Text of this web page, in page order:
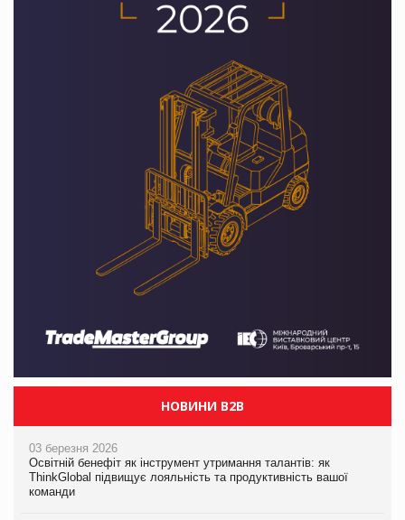
НОВИНИ B2B
03 березня 2026
Освітній бенефіт як інструмент утримання талантів: як
ThinkGlobal підвищує лояльність та продуктивність вашої
команди